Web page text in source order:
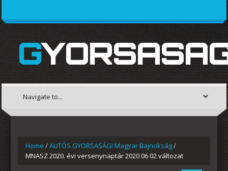
Home /AUTÓS GYORSASÁGI Magyar Bajnokság/
MNASZ 2020. évi versenynaptár 2020 06 02 változat